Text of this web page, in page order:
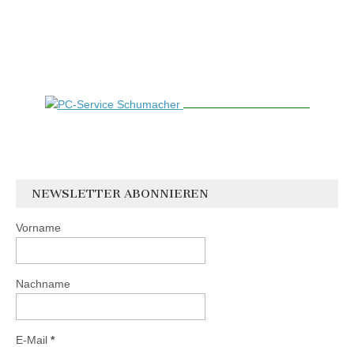
NEWSLETTER ABONNIEREN
Vorname
Nachname
E-Mail *